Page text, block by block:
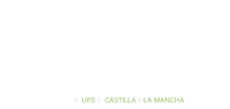
UPS CASTILLA - LA MANCHA